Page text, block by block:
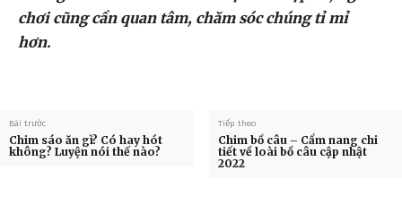
chơi cũng cần quan tâm, chăm sóc chúng tỉ mỉ
hơn.
Bài trước
Chim sáo ăn gì? Có hay hót
không? Luyện nói thế nào?
Tiếp theo
Chim bồ câu – Cẩm nang chi
tiết về loài bồ câu cập nhật
2022